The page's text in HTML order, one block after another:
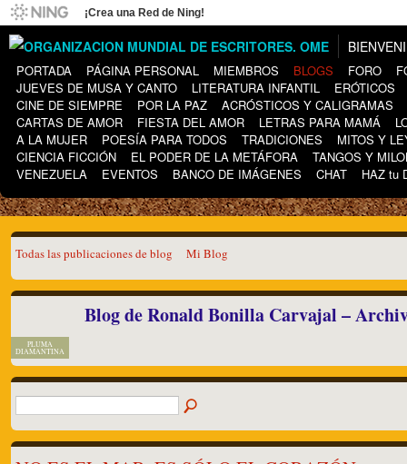
¡Crea una Red de Ning!
PORTADA PÁGINA PERSONAL MIEMBROS BLOGS FORO
JUEVES DE MUSA Y CANTO
LITERATURA INFANTIL
ERÓTICOS
CINE DE SIEMPRE
POR LA PAZ
ACRÓSTICOS Y CALIGRAMAS
CARTAS DE AMOR
FIESTA DEL AMOR LETRAS PARA MAMÁ
A LA MUJER
POESÍA PARA TODOS TRADICIONES
MITOS Y
CIENCIA FICCIÓN
EL PODER DE LA METÁFORA
TANGOS Y
VENEZUELA
EVENTOS BANCO DE IMÁGENES CHAT HAZ tu
Todas las publicaciones de blog Mi Blog
PLUMA
DIAMANTINA
Blog de Ronald Bonilla Carvajal –